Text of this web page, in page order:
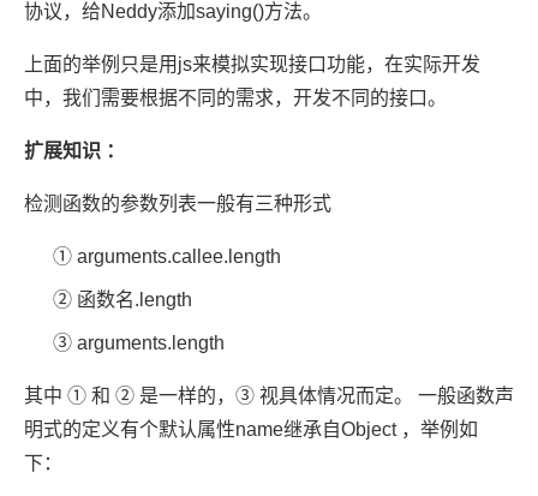
协议，给Neddy添加saying()方法。
上面的举例只是用js来模拟实现接口功能，在实际开发
中，我们需要根据不同的需求，开发不同的接口。
扩展知识 ：
检测函数的参数列表一般有三种形式
① arguments.callee.length
② 函数名.length
③ arguments.length
其中 ① 和 ② 是一样的，③ 视具体情况而定。 一般函数声
明式的定义有个默认属性name继承自Object ，举例如
下：